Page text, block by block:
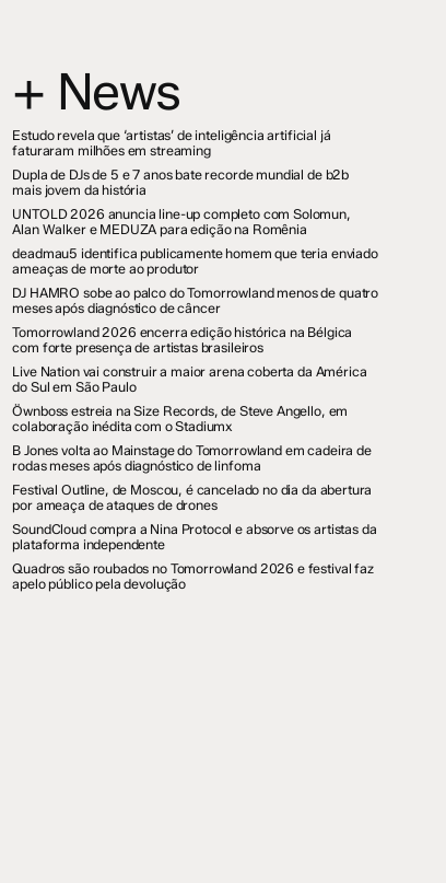
+ News
Estudo revela que ‘artistas’ de inteligência artificial já
faturaram milhões em streaming
Dupla de DJs de 5 e 7 anos bate recorde mundial de b2b
mais jovem da história
UNTOLD 2026 anuncia line-up completo com Solomun,
Alan Walker e MEDUZA para edição na Romênia
deadmau5 identifica publicamente homem que teria enviado
ameaças de morte ao produtor
DJ HAMRO sobe ao palco do Tomorrowland menos de quatro
meses após diagnóstico de câncer
Tomorrowland 2026 encerra edição histórica na Bélgica
com forte presença de artistas brasileiros
Live Nation vai construir a maior arena coberta da América
do Sul em São Paulo
Öwnboss estreia na Size Records, de Steve Angello, em
colaboração inédita com o Stadiumx
B Jones volta ao Mainstage do Tomorrowland em cadeira de
rodas meses após diagnóstico de linfoma
Festival Outline, de Moscou, é cancelado no dia da abertura
por ameaça de ataques de drones
SoundCloud compra a Nina Protocol e absorve os artistas da
plataforma independente
Quadros são roubados no Tomorrowland 2026 e festival faz
apelo público pela devolução